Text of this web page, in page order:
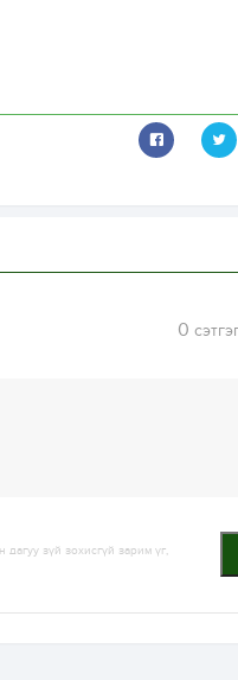
0
зүй зохисгүй зарим үг,